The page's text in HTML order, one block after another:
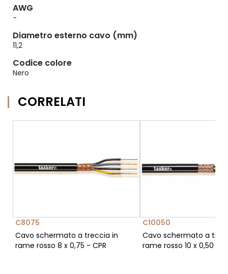
AWG
-
Diametro esterno cavo (mm)
11,2
Codice colore
Nero
CORRELATI
C8075
Cavo schermato a treccia in
rame rosso 8 x 0,75 - CPR
C10050
Cavo schermato a
rame rosso 10 x 0,50 -